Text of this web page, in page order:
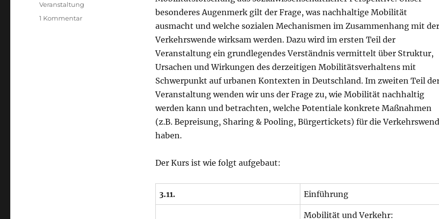
besonderes Augenmerk gilt der Frage, was nachhaltige Mobilität
ausmacht und welche sozialen Mechanismen im Zusammenhang mit der
Verkehrswende wirksam werden. Dazu wird im ersten Teil der
Veranstaltung ein grundlegendes Verständnis vermittelt über Struktur,
Ursachen und Wirkungen des derzeitigen Mobilitätsverhaltens mit
Schwerpunkt auf urbanen Kontexten in Deutschland. Im zweiten Teil
Veranstaltung wenden wir uns der Frage zu, wie Mobilität nachhaltig
werden kann und betrachten, welche Potentiale konkrete Maßnahmen
(z.B. Bepreisung, Sharing & Pooling, Bürgertickets) für die
haben.
Der Kurs ist wie folgt aufgebaut:
3.11. Einführung
Mobilität und Verkehr:
Veranstaltung
1 Kommentarzu